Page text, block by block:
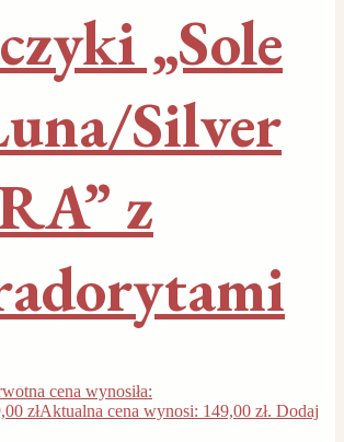
„Sole
Silver
z
cena wynosiła:
złAktualna cena wynosi: 149,00 zł. Dodaj